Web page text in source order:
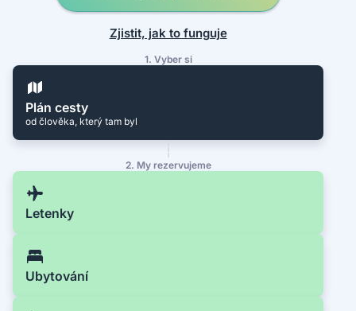
Zjistit, jak to funguje
1. Vyber si
Plán cesty
od člověka, který tam byl
2. My rezervujeme
Letenky
Ubytování